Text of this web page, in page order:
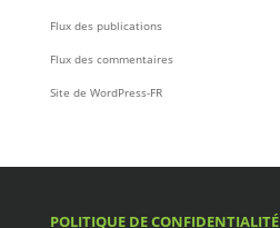
Flux des publications
Flux des commentaires
Site de WordPress-FR
POLITIQUE DE CONFIDENTIALITÉ